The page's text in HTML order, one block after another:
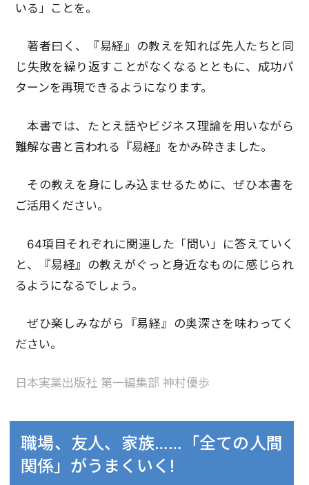
いる」ことを。
著者曰く、『易経』の教えを知れば先人たちと同
じ失敗を繰り返すことがなくなるとともに、成功パ
ターンを再現できるようになります。
本書では、たとえ話やビジネス理論を用いながら
難解な書と言われる『易経』をかみ砕きました。
その教えを身にしみ込ませるために、ぜひ本書を
ご活用ください。
64項目それぞれに関連した「問い」に答えていく
と、『易経』の教えがぐっと身近なものに感じられ
るようになるでしょう。
ぜひ楽しみながら『易経』の奥深さを味わってく
ださい。
日本実業出版社 第一編集部 神村優歩
職場、友人、家族……「全ての人間
関係」がうまくいく!